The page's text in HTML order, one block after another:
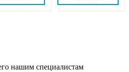
нашим специалистам